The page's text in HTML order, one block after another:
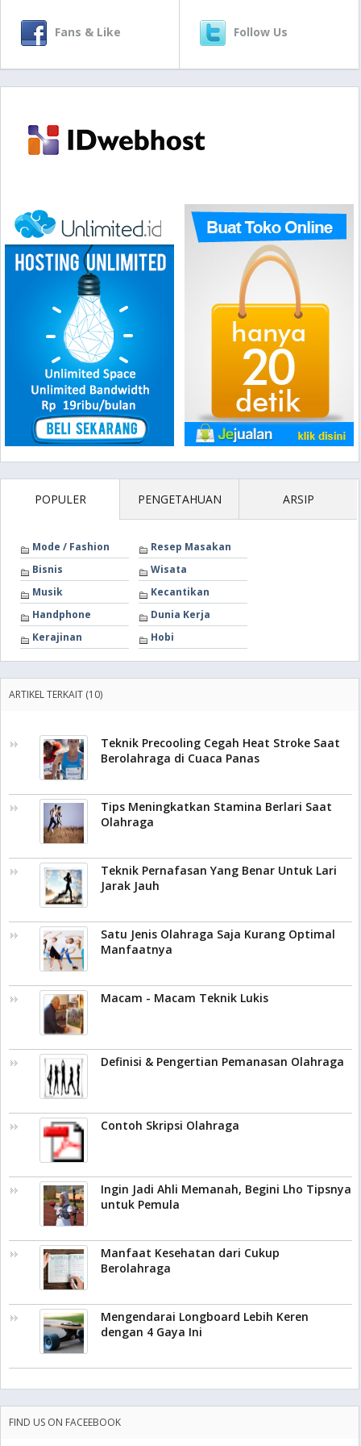
Fans & Like Follow Us
POPULER PENGETAHUAN ARSIP
Mode / Fashion
Resep Masakan
Bisnis
Wisata
Musik
Kecantikan
Handphone
Dunia Kerja
Kerajinan
Hobi
ARTIKEL TERKAIT (10)
Teknik Precooling Cegah Heat Stroke Saat
Berolahraga di Cuaca Panas
Tips Meningkatkan Stamina Berlari Saat
Olahraga
Teknik Pernafasan Yang Benar Untuk Lari
Jarak Jauh
Satu Jenis Olahraga Saja Kurang Optimal
Manfaatnya
Macam - Macam Teknik Lukis
Definisi & Pengertian Pemanasan Olahraga
Contoh Skripsi Olahraga
Ingin Jadi Ahli Memanah, Begini Lho Tipsnya
untuk Pemula
Manfaat Kesehatan dari Cukup
Berolahraga
Mengendarai Longboard Lebih Keren
dengan 4 Gaya Ini
FIND US ON FACEEBOOK